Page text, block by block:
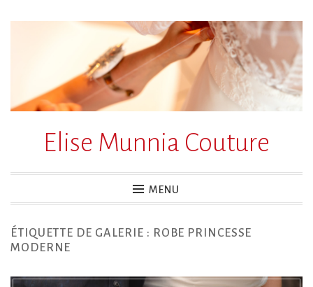
Elise Munnia Couture
MENU
ÉTIQUETTE DE GALERIE : ROBE PRINCESSE
MODERNE